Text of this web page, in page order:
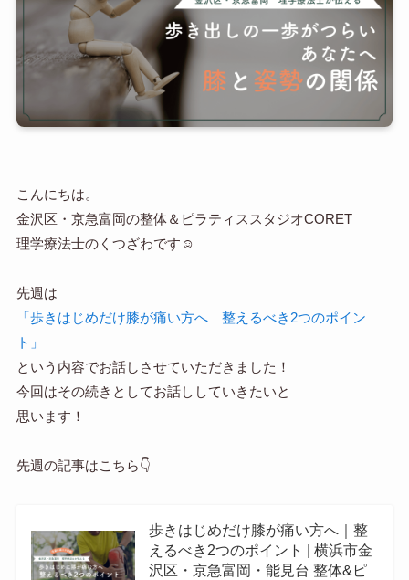
こんにちは。
金沢区・京急富岡の整体＆ピラティススタジオCORET
理学療法士のくつざわです☺️
先週は
「歩きはじめだけ膝が痛い方へ｜整えるべき2つのポイン
ト」
という内容でお話しさせていただきました！
今回はその続きとしてお話ししていきたいと
思います！
先週の記事はこちら👇
歩きはじめだけ膝が痛い方へ｜整
えるべき2つのポイント | 横浜市金
沢区・京急富岡・能見台 整体&ピ